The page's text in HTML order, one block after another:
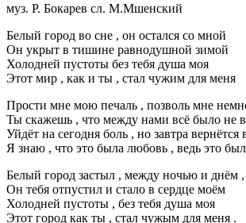
муз. Р. Бокарев сл. М.Мшенский
Белый город во сне , он остался со мной
Он укрыт в тишине равнодушной зимой
Холодней пустоты без тебя душа моя
Этот мир , как и ты , стал чужим для меня
Прости мне мою печаль , позволь мне
Ты скажешь , что между нами всё было не
Уйдёт на сегодня боль , но завтра вернётся
Я знаю , что это была любовь , ведь это
Белый город застыл , между ночью и днём ,
Он тебя отпустил и стало в сердце моём
Холодней пустоты , без тебя душа моя
Этот город как ты , стал чужым для меня .